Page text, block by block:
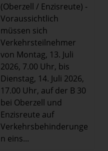
(Oberzell / Enzisreute) -
Voraussichtlich
müssen sich
Verkehrsteilnehmer
von Montag, 13. Juli
2026, 7.00 Uhr, bis
Dienstag, 14. Juli 2026,
17.00 Uhr, auf der B 30
bei Oberzell und
Enzisreute auf
Verkehrsbehinderunge
n eins...